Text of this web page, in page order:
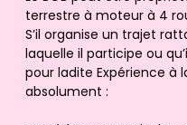
terrestre à moteur à 4
S’il organise un trajet
laquelle il participe ou
pour ladite Expérience à
absolument :